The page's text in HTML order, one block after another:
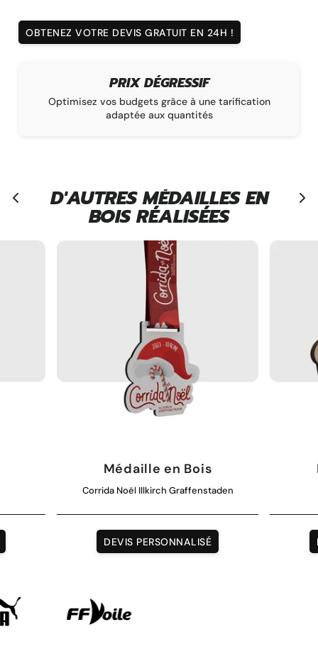
OBTENEZ VOTRE DEVIS GRATUIT EN 24H !
DÉLAI DE FABRICATION
La garantie d’une livraison conforme à vos attentes,
sur un délai de 1 à 16 semaines
D'AUTRES MÉDAILLES EN
BOIS RÉALISÉES
Médaille en Bois
Corrida Noël Illkirch Graffenstaden
DEVIS PERSONNALISÉ